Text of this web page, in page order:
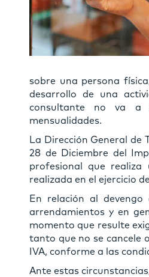
sobre una persona
desarrollo de una
consultante no va a
mensualidades.
La Dirección General de
28 de Diciembre del
profesional que realiza
realizada en el ejercicio
En relación al
arrendamientos y en
momento que resulte
tanto que no se cancele
IVA, conforme a las
Ante estas